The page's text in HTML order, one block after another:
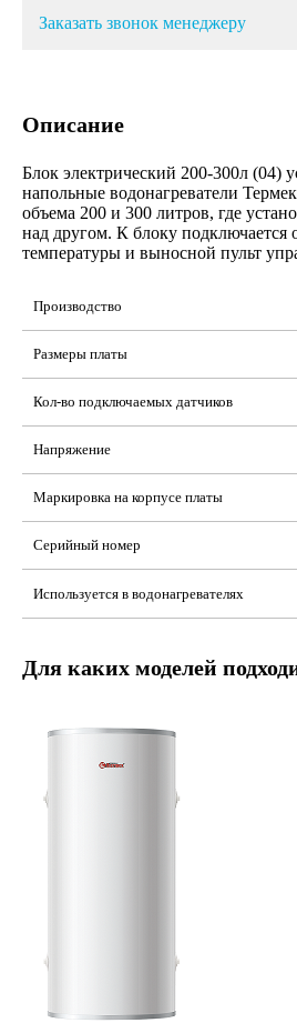
Заказать звонок менеджеру
Описание
Блок электрический 200-300л (04)
напольные водонагреватели
объема 200 и 300 литров, где
над другом. К блоку подключается
температуры и выносной пульт
Производство
Размеры платы
Кол-во подключаемых датчиков
Напряжение
Маркировка на корпусе платы
Серийный номер
Используется в водонагревателях
Для каких моделей